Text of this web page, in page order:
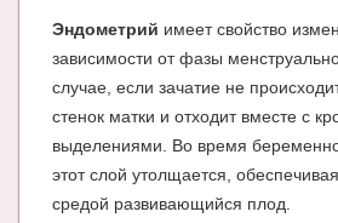
О проекте
Сотрудничество. Авторам
Эндометрий имеет свойство
зависимости от фазы
случае, если зачатие не
стенок матки и отходит вместе с
выделениями. Во время
этот слой утолщается,
средой развивающийся плод.